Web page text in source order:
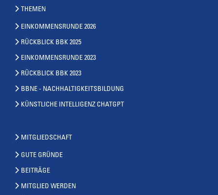
THEMEN
EINKOMMENSRUNDE 2026
RÜCKBLICK BBK 2025
EINKOMMENSRUNDE 2023
RÜCKBLICK BBK 2023
BBNE - NACHHALTIGKEITSBILDUNG
KÜNSTLICHE INTELLIGENZ CHATGPT
MITGLIEDSCHAFT
GUTE GRÜNDE
BEITRÄGE
MITGLIED WERDEN